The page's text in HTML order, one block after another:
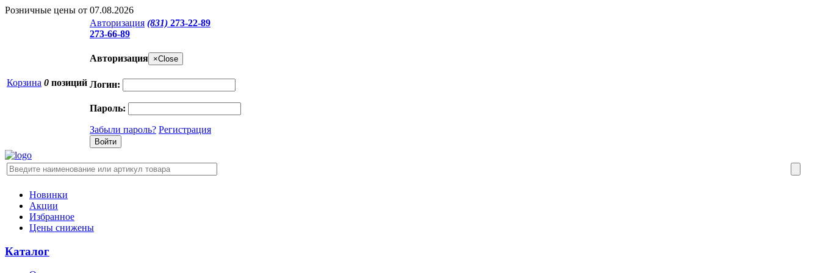
Розничные цены от 07.08.2026
Корзина 0 позиций
Авторизация (831) 273-22-89
273-66-89
Авторизация ×Close
Логин:
Пароль:
Забыли пароль? Регистрация
Новинки
Акции
Избранное
Цены снижены
Каталог